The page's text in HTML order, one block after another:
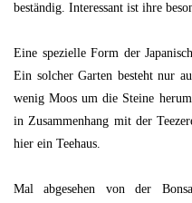
beständig. Interessant ist ihre
Eine spezielle Form der
Ein solcher Garten besteht nur
wenig Moos um die Steine
in Zusammenhang mit der
hier ein Teehaus.
Mal abgesehen von der